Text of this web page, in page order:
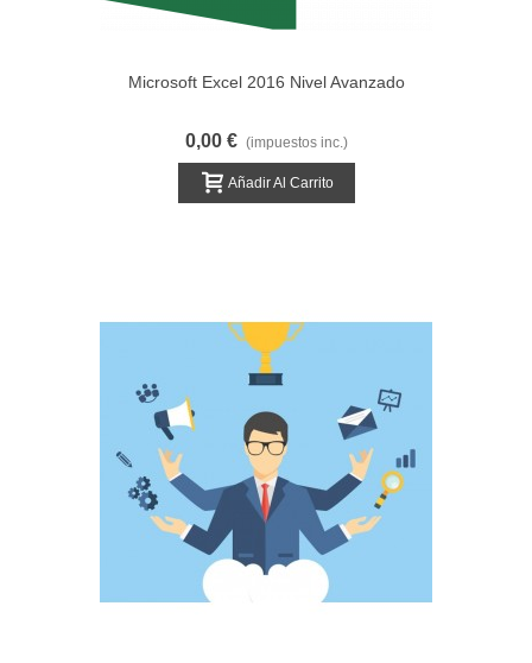
Microsoft Excel 2016 Nivel Avanzado
0,00 € (impuestos inc.)
Añadir Al Carrito